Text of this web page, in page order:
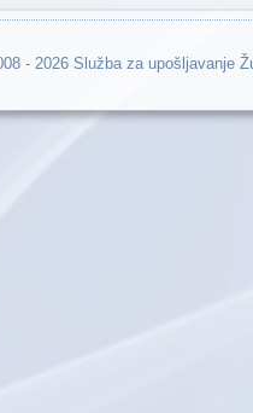
- 2026 Služba za upošljavanje